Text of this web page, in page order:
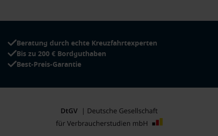
Beratung durch echte Kreuzfahrtexperten
Bis zu 200 € Bordguthaben
Best-Preis-Garantie